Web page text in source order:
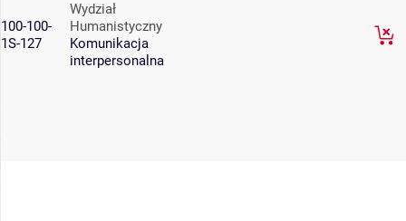
100-100-
1S-127
Wydział
Humanistyczny
Komunikacja
interpersonalna